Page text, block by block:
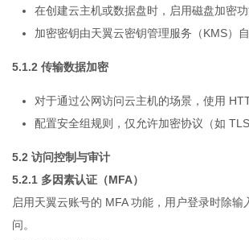
在创建云主机或数据盘时，启用磁盘加密
加密密钥由天翼云密钥管理服务（KMS）
5.1.2 传输数据加密
对于通过公网访问云主机的场景，使用
配置安全组规则，仅允许加密协议（如
5.2 访问控制与审计
5.2.1 多因素认证（MFA）
启用天翼云账号的 MFA 功能，用户登录时除
问。